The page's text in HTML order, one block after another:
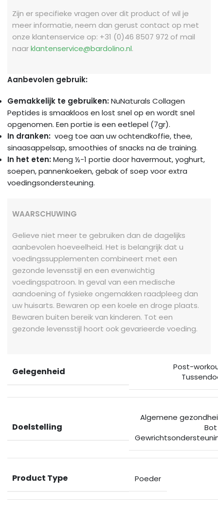
Zijn er specifieke vragen over dit product of wil je
meer informatie, neem dan gerust contact op met
onze klantenservice op: +31 (0)46 8507 972 of mail
naarklantenservice@bardolino.nl.
Aanbevolen gebruik:
Gemakkelijk te gebruiken:NuNaturals Collagen
Peptides is smaakloos en lost snel op en wordt snel
opgenomen. Een portie is een eetlepel (7gr).
In dranken: voeg toe aan uw ochtendkoffie, thee,
sinaasappelsap, smoothies of snacks na de training.
In het eten:Meng ½-1 portie door havermout, yoghurt,
soepen, pannenkoeken, gebak of soep voor extra
voedingsondersteuning.
WAARSCHUWING
Gelieve niet meer te gebruiken dan de dagelijks
aanbevolen hoeveelheid. Het is belangrijk dat u
voedingssupplementen combineert met een
gezonde levensstijl en een evenwichtig
voedingspatroon. In geval van een medische
aandoening of fysieke ongemakken raadpleeg dan
uw huisarts. Bewaren op een koele en droge plaats.
Bewaren buiten bereik van kinderen. Tot een
gezonde levensstijl hoort ook gevarieerde voeding.
Gelegenheid
Post-
Doelstelling
Algemene
Product Type Poeder